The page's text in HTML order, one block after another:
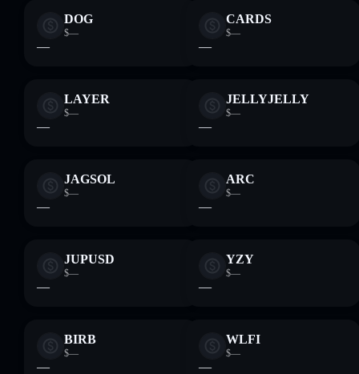
DOG
$—
—
CARDS
$—
—
LAYER
$—
—
JELLYJELLY
$—
—
JAGSOL
$—
—
ARC
$—
—
JUPUSD
$—
—
YZY
$—
—
BIRB
$—
—
WLFI
$—
—